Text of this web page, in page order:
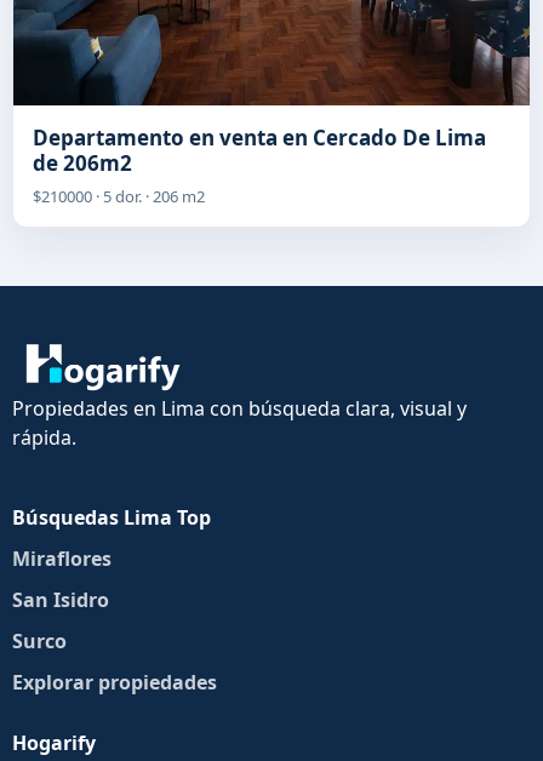
Departamento en venta en Cercado De Lima
de 206m2
$210000 · 5 dor. · 206 m2
Propiedades en Lima con búsqueda clara, visual y
rápida.
Búsquedas Lima Top
Miraflores
San Isidro
Surco
Explorar propiedades
Hogarify